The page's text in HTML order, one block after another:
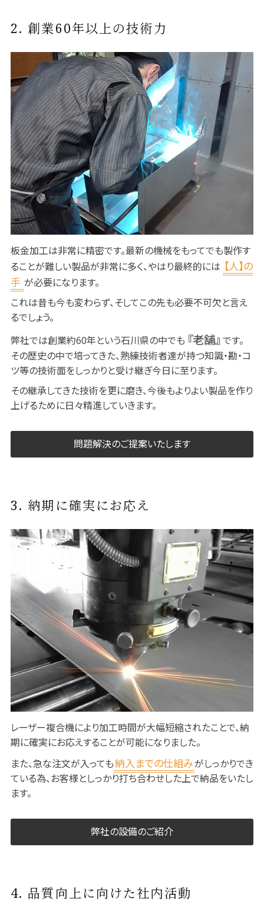
2. 創業60年以上の技術力
板金加工は非常に精密です。最新の機械をもってでも製作す
ることが難しい製品が非常に多く、やはり最終的には 【人】の
手 が必要になります。
これは昔も今も変わらず、そしてこの先も必要不可欠と言え
るでしょう。
弊社では創業約60年という石川県の中でも 『老舗』です。
その歴史の中で培ってきた、熟練技術者達が持つ知識・勘・コ
ツ等の技術面をしっかりと受け継ぎ今日に至ります。
その継承してきた技術を更に磨き、今後もよりよい製品を作り
上げるために日々精進していきます。
問題解決のご提案いたします
3. 納期に確実にお応え
レーザー複合機により加工時間が大幅短縮されたことで、納
期に確実にお応えすることが可能になりました。
また、急な注文が入っても納入までの仕組みがしっかりでき
ている為、お客様としっかり打ち合わせした上で納品をいたし
ます。
弊社の設備のご紹介
4. 品質向上に向けた社内活動